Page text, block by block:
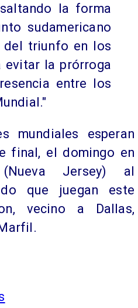
la forma
sudamericano
del triunfo en los
evitar la prórroga
entre los
mundiales esperan
final, el domingo en
Jersey) al
que juegan este
vecino a Dallas,